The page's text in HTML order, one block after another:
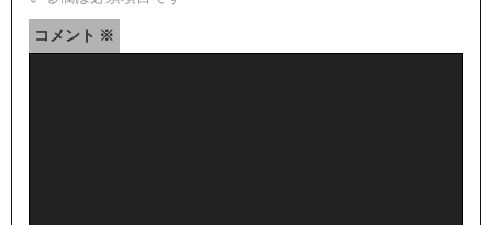
コメント ※